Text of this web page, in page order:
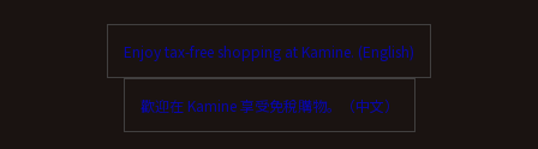
Enjoy tax-free shopping at Kamine. (English)
歡迎在 Kamine 享受免稅購物。（中文）